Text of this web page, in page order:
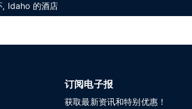
, Idaho 的酒店
订阅电子报
获取最新资讯和特别优惠！